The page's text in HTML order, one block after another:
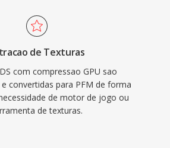
de Texturas
com compressao GPU sao
convertidas para PFM de forma
de motor de jogo ou
de texturas.